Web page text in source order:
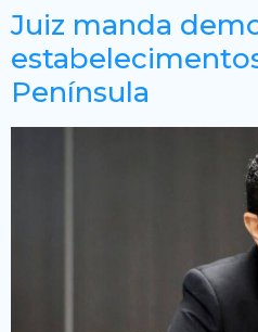
Juiz manda
Península